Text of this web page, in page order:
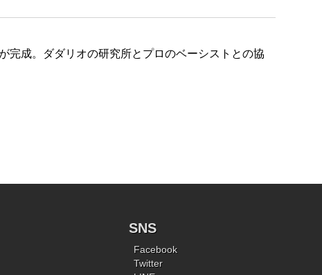
完成。ダダリオの研究所とプロのベーシストとの協
SNS
Facebook
Twitter